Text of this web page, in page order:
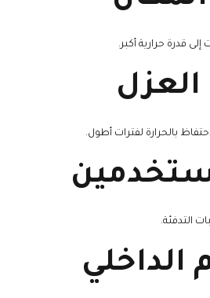
قدرة حرارية أكبر.
بالحرارة لفترات أطول.
التدفئة.
الداخلي